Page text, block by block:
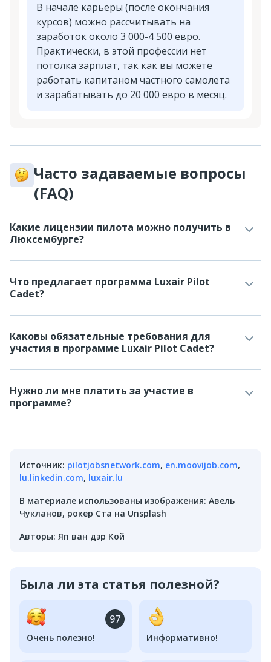
В начале карьеры (после окончания
курсов) можно рассчитывать на
заработок около 3 000-4 500 евро.
Практически, в этой профессии нет
потолка зарплат, так как вы можете
работать капитаном частного самолета
и зарабатывать до 20 000 евро в месяц.
Часто задаваемые вопросы
(FAQ)
Какие лицензии пилота можно получить в
Люксембурге?
Что предлагает программа Luxair Pilot
Cadet?
Каковы обязательные требования для
участия в программе Luxair Pilot Cadet?
Нужно ли мне платить за участие в
программе?
Источник: pilotjobsnetwork.com, en.moovijob.com,
lu.linkedin.com, luxair.lu
В материале использованы изображения: Авель
Чукланов, рокер Ста на Unsplash
Авторы: Яп ван дэр Кой
Была ли эта статья полезной?
97
Очень полезно! Информативно!